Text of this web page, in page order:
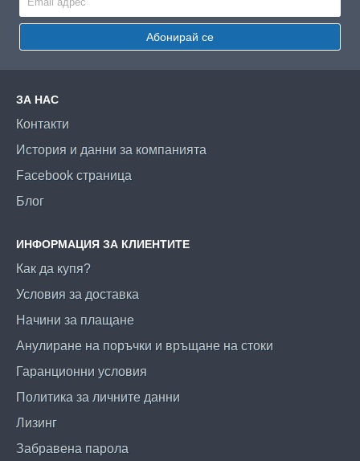
Абонирай се
ЗА НАС
Контакти
История и данни за компанията
Facebook страница
Блог
ИНФОРМАЦИЯ ЗА КЛИЕНТИТЕ
Как да купя?
Условия за доставка
Начини за плащане
Анулиране на поръчки и връщане на стоки
Гаранционни условия
Политика за личните данни
Лизинг
Забравена парола